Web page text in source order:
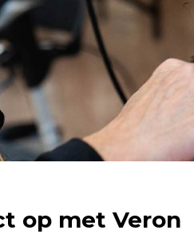
op met Veron